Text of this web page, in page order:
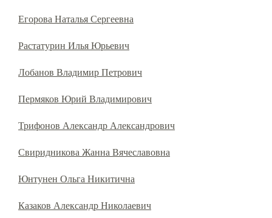
Егорова Наталья Сергеевна
Растатурин Илья Юрьевич
Лобанов Владимир Петрович
Пермяков Юрий Владимирович
Трифонов Александр Александрович
Свиридникова Жанна Вячеславовна
Юнтунен Ольга Никитична
Казаков Александр Николаевич